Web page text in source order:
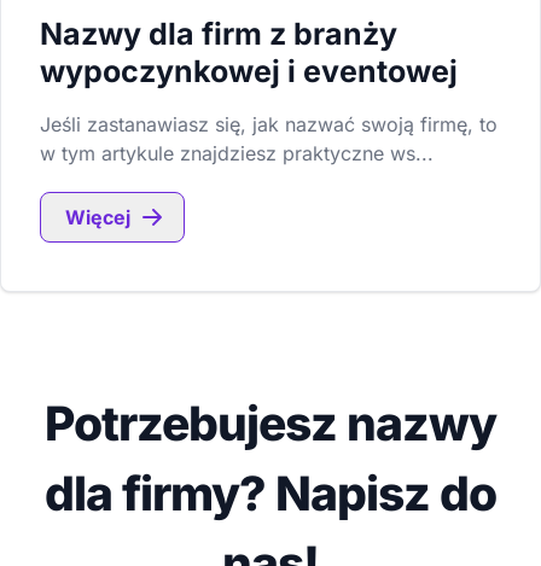
Nazwy dla firm z branży
wypoczynkowej i eventowej
Jeśli zastanawiasz się, jak nazwać swoją firmę, to
w tym artykule znajdziesz praktyczne ws...
Więcej
Potrzebujesz nazwy
dla firmy? Napisz do